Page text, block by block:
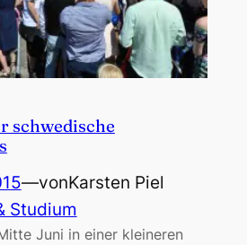
schwedische
—vonKarsten Piel
Studium
Juni in einer kleineren